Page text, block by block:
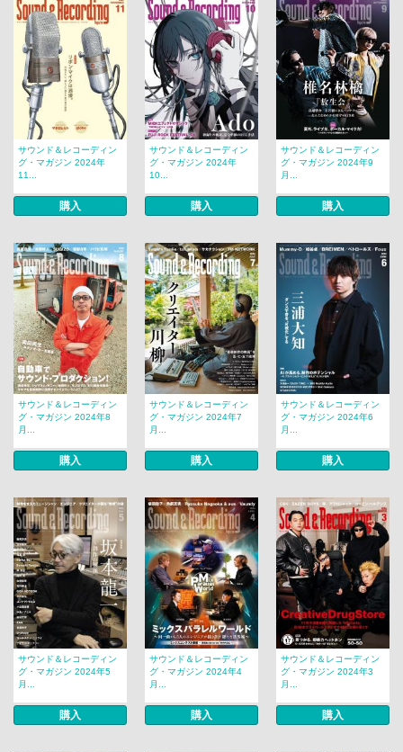
サウンド＆レコーディン
グ・マガジン 2024年
11...
購入
サウンド＆レコーディン
グ・マガジン 2024年
10...
購入
サウンド＆レコーディン
グ・マガジン 2024年9
月...
購入
サウンド＆レコーディン
グ・マガジン 2024年8
月...
購入
サウンド＆レコーディン
グ・マガジン 2024年7
月...
購入
サウンド＆レコーディン
グ・マガジン 2024年6
月...
購入
サウンド＆レコーディン
グ・マガジン 2024年5
月...
購入
サウンド＆レコーディン
グ・マガジン 2024年4
月...
購入
サウンド＆レコーディン
グ・マガジン 2024年3
月...
購入